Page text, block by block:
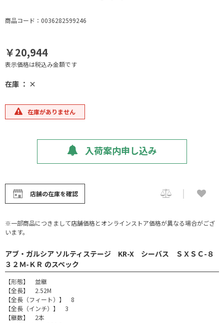
商品コード：0036282599246
￥20,944
表示価格は税込み金額です
在庫 ： ×
在庫がありません
入荷案内申し込み
店舗の在庫を確認
※一部商品につきまして店舗価格とオンラインストア価格が異なる場合がござ
います。
アブ・ガルシア ソルティステージ KR-X シーバス ＳＸＳＣ-８
３２Ｍ-ＫＲ のスペック
【形態】 並継
【全長】 2.52M
【全長（フィート）】 8
【全長（インチ）】 3
【継数】 2本